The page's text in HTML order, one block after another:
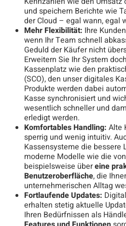
und speichern Berichte wie
der Cloud – egal wann, egal
Mehr Flexibilität: Ihre
wenn Ihr Team schnell
Geduld der Käufer nicht
Erweitern Sie Ihr System
Kassenplatz wie den
(SCO), den unser digitales
Produkte werden dabei
Kasse synchronisiert und
wesentlich schneller und
erledigt werden.
Komfortables Handling: Alte
sperrig und wenig intuitiv.
Kassensysteme die bessere
moderne Modelle wie die
beispielsweise übereine
Benutzeroberfläche, die
unternehmerischen Alltag
Fortlaufende Updates:
erhalten stetig aktuelle
Ihren Bedürfnissen als